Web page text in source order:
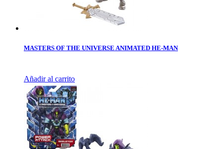
MASTERS OF THE UNIVERSE ANIMATED HE-MAN
Añadir al carrito